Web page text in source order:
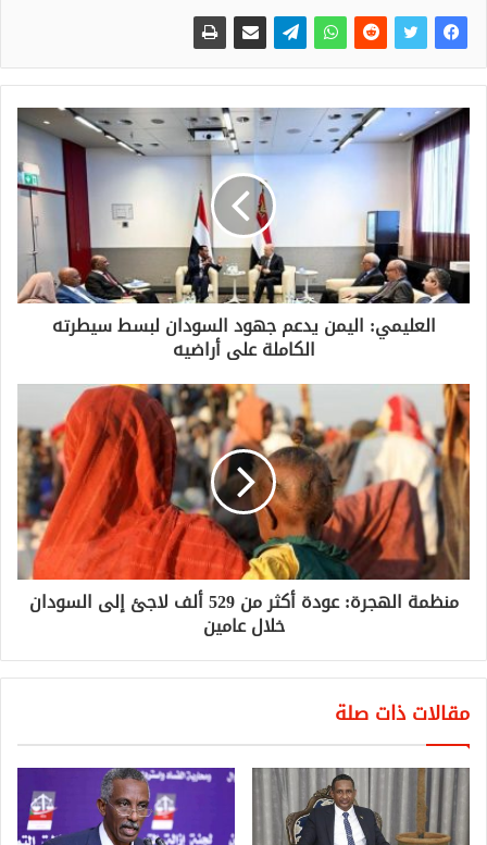
العليمي: اليمن يدعم جهود السودان لبسط سيطرته
الكاملة على أراضيه
منظمة الهجرة: عودة أكثر من 529 ألف لاجئ إلى السودان
خلال عامين
مقالات ذات صلة